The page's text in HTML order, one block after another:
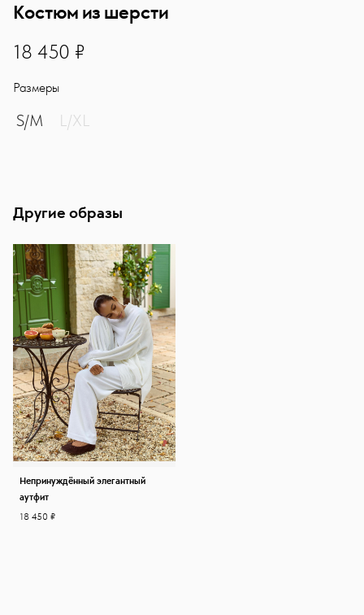
Костюм из шерсти
18450
18 450 ₽
Размеры
S/M L/XL
Другие образы
Непринуждённый элегантный
аутфит
18 450 ₽